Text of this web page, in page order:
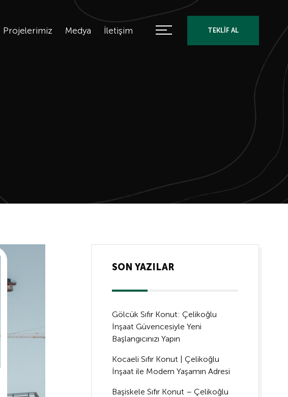
Projelerimiz Medya İletişim TEKLİF AL
SON YAZILAR
Gölcük Sıfır Konut: Çelikoğlu
İnşaat Güvencesiyle Yeni
Başlangıcınızı Yapın
Kocaeli Sıfır Konut | Çelikoğlu
İnşaat ile Modern Yaşamın Adresi
Başiskele Sıfır Konut – Çelikoğlu